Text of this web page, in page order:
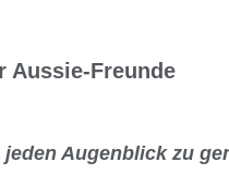
Aussie-Freunde
Augenblick zu